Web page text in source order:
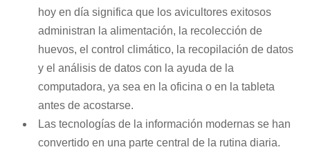
hoy en día significa que los avicultores exitosos
administran la alimentación, la recolección de
huevos, el control climático, la recopilación de datos
y el análisis de datos con la ayuda de la
computadora, ya sea en la oficina o en la tableta
antes de acostarse.
Las tecnologías de la información modernas se han
convertido en una parte central de la rutina diaria.